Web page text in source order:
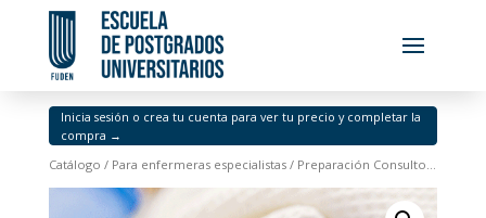
Catálogo / Para enfermeras especialistas/ Preparación Consultora de Lactancia Internacional (IBCLC) + Experto en Consultoría y Asesoramiento en Lactancia Materna. Edición 8
Inicia sesión o crea tu cuenta para ver tu precio y completar la
compra →